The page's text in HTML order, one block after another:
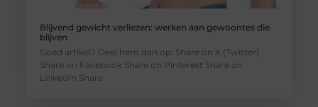
Blijvend gewicht verliezen: werken aan gewoontes die
blijven
Goed artikel? Deel hem dan op: Share on X (Twitter)
Share on Facebook Share on Pinterest Share on
LinkedIn Share